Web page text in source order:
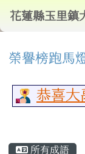
花蓮縣玉
導覽列
花蓮縣玉里鎮
上中區域內
榮譽榜跑馬
恭喜大
所有成語